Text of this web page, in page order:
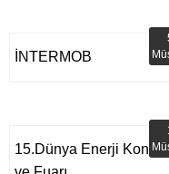
İNTERMOB
15.Dünya Enerji